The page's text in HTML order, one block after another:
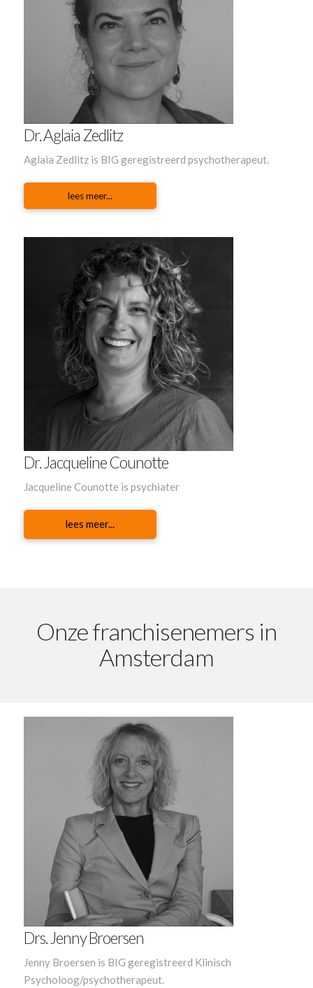
Dr. Aglaia Zedlitz
Aglaia Zedlitz is BIG geregistreerd psychotherapeut.
lees meer...
Dr. Jacqueline Counotte
Jacqueline Counotte is psychiater
lees meer...
Onze franchisenemers in
Amsterdam
Drs. Jenny Broersen
Jenny Broersen is BIG geregistreerd Klinisch
Psycholoog/psychotherapeut.